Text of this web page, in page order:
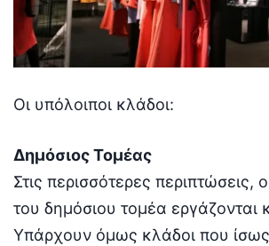
Οι υπόλοιποι κλάδοι:
Δημόσιος Τομέας
Στις περισσότερες περιπτώσεις,
του δημόσιου τομέα εργάζονται
Υπάρχουν όμως κλάδοι που